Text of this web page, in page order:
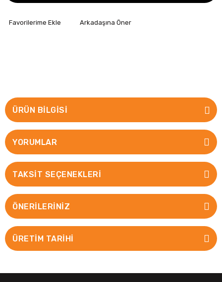
Arkadaşına Öner
ÜRÜN BILGISI
YORUMLAR
TAKSIT SEÇENEKLERI
ÖNERILERINIZ
ÜRETİM TARİHİ